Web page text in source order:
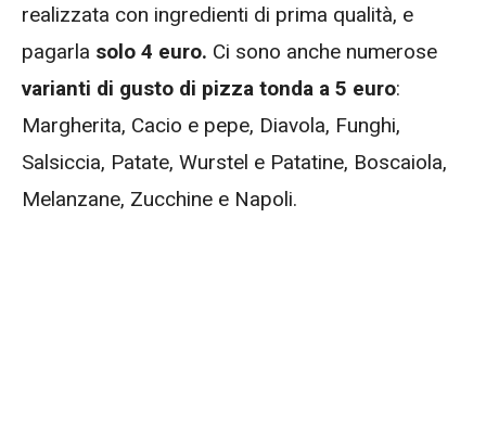
realizzata con ingredienti di prima qualità, e
pagarla solo 4 euro. Ci sono anche numerose
varianti di gusto di pizza tonda a 5 euro:
Margherita, Cacio e pepe, Diavola, Funghi,
Salsiccia, Patate, Wurstel e Patatine, Boscaiola,
Melanzane, Zucchine e Napoli.